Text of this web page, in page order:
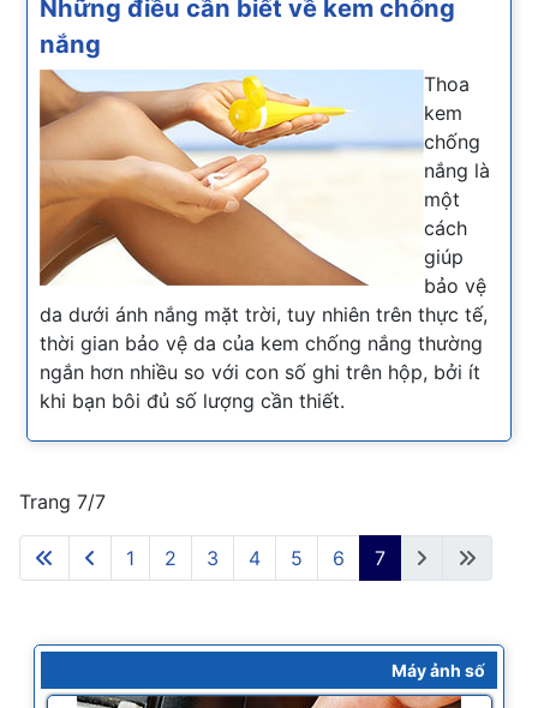
Những điều cần biết về kem chống
nắng
Thoa
kem
chống
nắng là
một
cách
giúp
bảo vệ
da dưới ánh nắng mặt trời, tuy nhiên trên thực tế,
thời gian bảo vệ da của kem chống nắng thường
ngắn hơn nhiều so với con số ghi trên hộp, bởi ít
khi bạn bôi đủ số lượng cần thiết.
Trang 7/7
1 2 3 4 5 6 7
Máy ảnh số